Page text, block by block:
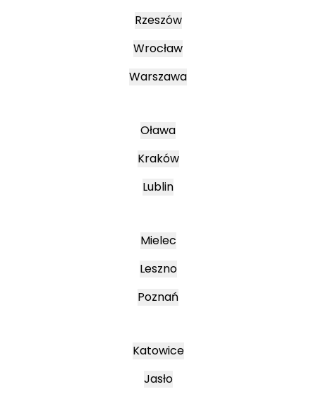
Rzeszów
Wrocław
Warszawa
Oława
Kraków
Lublin
Mielec
Leszno
Poznań
Katowice
Jasło